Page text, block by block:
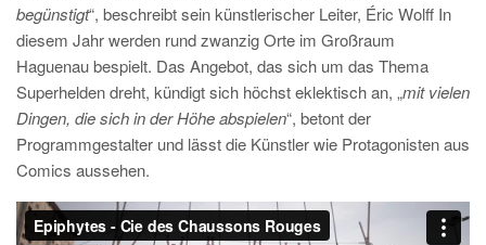
begünstigt“, beschreibt sein künstlerischer Leiter, Éric Wolff In
diesem Jahr werden rund zwanzig Orte im Großraum
Haguenau bespielt. Das Angebot, das sich um das Thema
Superhelden dreht, kündigt sich höchst eklektisch an, „mit vielen
Dingen, die sich in der Höhe abspielen“, betont der
Programmgestalter und lässt die Künstler wie Protagonisten aus
Comics aussehen.